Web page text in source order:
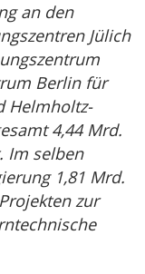
an den
Jülich
Berlin für
Helmholtz-
4,44 Mrd.
Im selben
1,81 Mrd.
zur